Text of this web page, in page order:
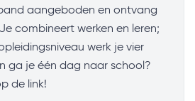
aangeboden en ontvang
combineert werken en leren;
werk je vier
ga je één dag naar school?
de link!